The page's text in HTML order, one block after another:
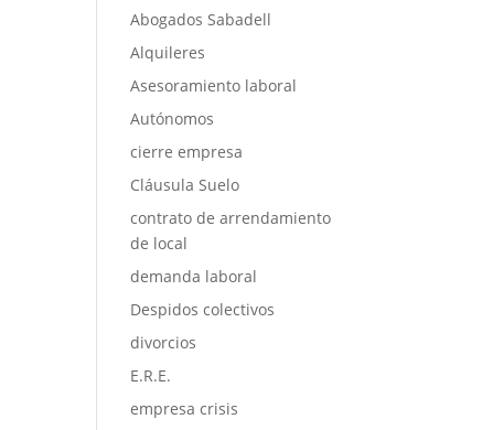
Abogados Sabadell
Alquileres
Asesoramiento laboral
Autónomos
cierre empresa
Cláusula Suelo
contrato de arrendamiento
de local
demanda laboral
Despidos colectivos
divorcios
E.R.E.
empresa crisis